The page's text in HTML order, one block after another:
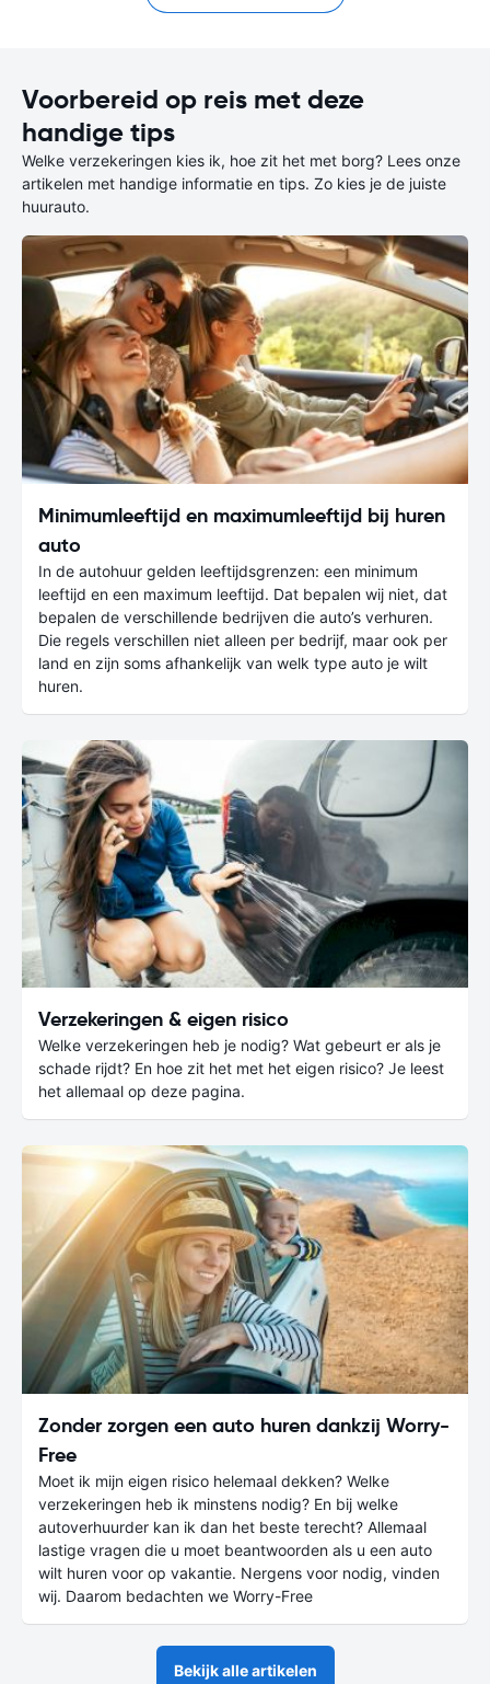
Voorbereid op reis met deze
handige tips
Welke verzekeringen kies ik, hoe zit het met borg? Lees onze
artikelen met handige informatie en tips. Zo kies je de juiste
huurauto.
Minimumleeftijd en maximumleeftijd bij huren
auto
In de autohuur gelden leeftijdsgrenzen: een minimum
leeftijd en een maximum leeftijd. Dat bepalen wij niet, dat
bepalen de verschillende bedrijven die auto’s verhuren.
Die regels verschillen niet alleen per bedrijf, maar ook per
land en zijn soms afhankelijk van welk type auto je wilt
huren.
Verzekeringen & eigen risico
Welke verzekeringen heb je nodig? Wat gebeurt er als je
schade rijdt? En hoe zit het met het eigen risico? Je leest
het allemaal op deze pagina.
Zonder zorgen een auto huren dankzij Worry-
Free
Moet ik mijn eigen risico helemaal dekken? Welke
verzekeringen heb ik minstens nodig? En bij welke
autoverhuurder kan ik dan het beste terecht? Allemaal
lastige vragen die u moet beantwoorden als u een auto
wilt huren voor op vakantie. Nergens voor nodig, vinden
wij. Daarom bedachten we Worry-Free
Bekijk alle artikelen